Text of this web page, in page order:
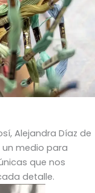
Alejandra Díaz de
medio para
que nos
detalle.